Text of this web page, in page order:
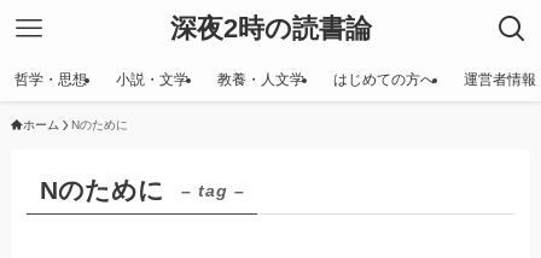
深夜2時の読書論
哲学・思想 小説・文学 教養・人文学 はじめての方へ 運営者情報
ホーム Nのために
Nのために – tag –